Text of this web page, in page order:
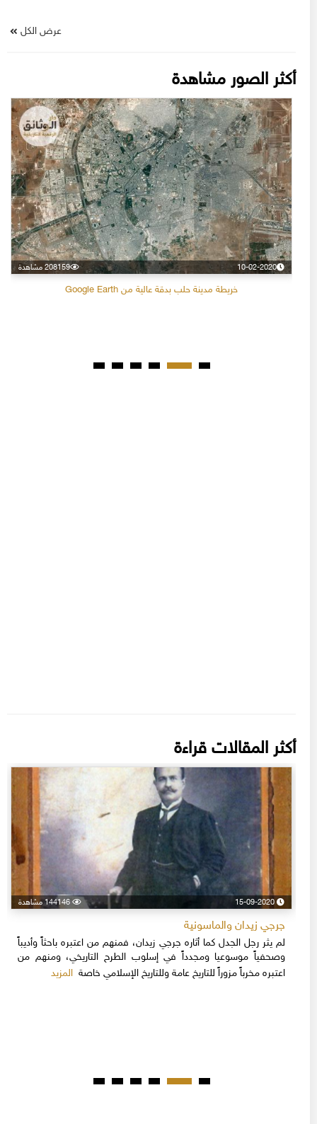
عرض الكل
أكثر الصور مشاهدة
10-02-2020 208159 مشاهدة
خريطة مدينة حلب بدقة عالية من Google Earth
أكثر المقالات قراءة
15-09-2020 144146 مشاهدة
جرجي زيدان والماسونية
لم يثر رجل الجدل كما أثاره جرجي زيدان، فمنهم من اعتبره باحثاً وأديباً
وصحفياً موسوعيا ومجدداً في إسلوب الطرح التاريخي، ومنهم من
اعتبره مخرباً مزوراً للتاريخ عامة وللتاريخ الإسلامي خاصةالمزيد